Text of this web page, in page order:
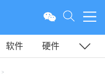
软件
硬件
>